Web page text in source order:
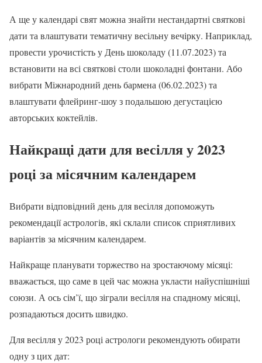
А ще у календарі свят можна знайти нестандартні святкові
дати та влаштувати тематичну весільну вечірку. Наприклад,
провести урочистість у День шоколаду (11.07.2023) та
встановити на всі святкові столи шоколадні фонтани. Або
вибрати Міжнародний день бармена (06.02.2023) та
влаштувати флейринг-шоу з подальшою дегустацією
авторських коктейлів.
Найкращі дати для весілля у 2023
році за місячним календарем
Вибрати відповідний день для весілля допоможуть
рекомендації астрологів, які склали список сприятливих
варіантів за місячним календарем.
Найкраще планувати торжество на зростаючому місяці:
вважається, що саме в цей час можна укласти найуспішніші
союзи. А ось сім’ї, що зіграли весілля на спадному місяці,
розпадаються досить швидко.
Для весілля у 2023 році астрологи рекомендують обирати
одну з цих дат: